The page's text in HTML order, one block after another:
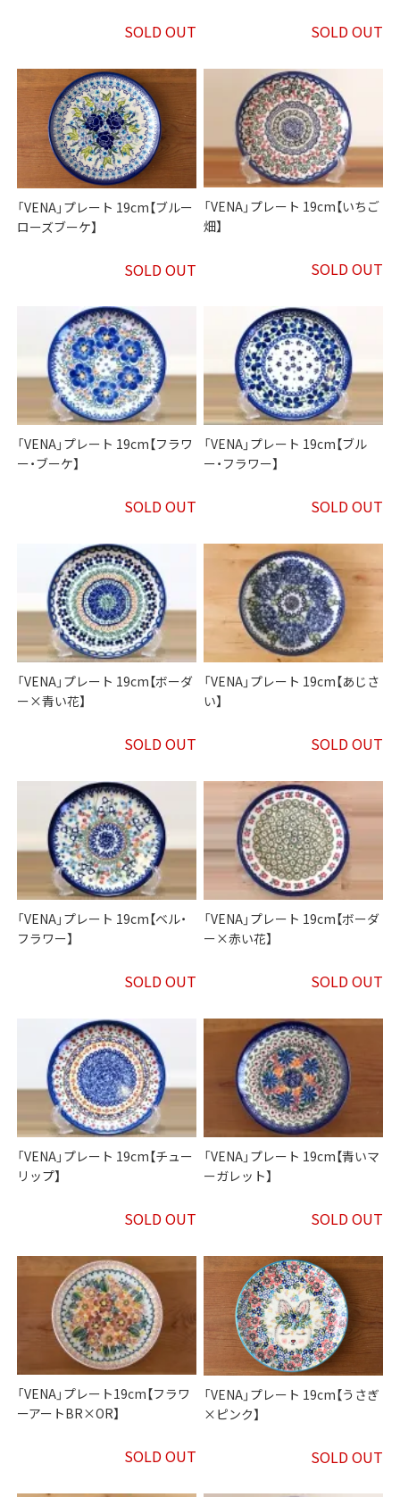
SOLD OUT SOLD OUT
「VENA」プレート 19cm【ブルー
ローズブーケ】
SOLD OUT
「VENA」プレート 19cm【いちご
畑】
SOLD OUT
「VENA」プレート 19cm【フラワ
ー・ブーケ】
SOLD OUT
「VENA」プレート 19cm【ブル
ー・フラワー】
SOLD OUT
「VENA」プレート 19cm【ボーダ
ー×青い花】
SOLD OUT
「VENA」プレート 19cm【あじさ
い】
SOLD OUT
「VENA」プレート 19cm【ベル・
フラワー】
SOLD OUT
「VENA」プレート 19cm【ボーダ
ー×赤い花】
SOLD OUT
「VENA」プレート 19cm【チュー
リップ】
SOLD OUT
「VENA」プレート 19cm【青いマ
ーガレット】
SOLD OUT
「VENA」プレート19cm【フラワ
ーアートBR×OR】
SOLD OUT
「VENA」プレート 19cm【うさぎ
×ピンク】
SOLD OUT